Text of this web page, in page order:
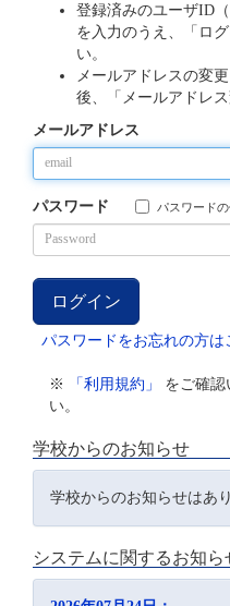
登録済みのユーザID
を入力のうえ、「ロ
い。
メールアドレスの変
後、「メールアドレ
メールアドレス
パスワード パスワード
パスワードをお忘れの方は
※ 「利用規約」
をご確認
い。
学校からのお知らせ
学校からのお知らせはあ
システムに関するお知ら